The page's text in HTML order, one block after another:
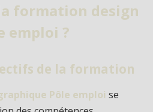
formation design
emploi ?
de la formation
Pôle emploi se